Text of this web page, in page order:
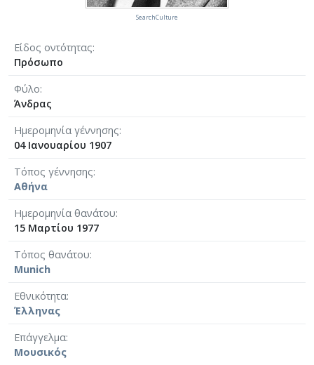
Είδος οντότητας
Πρόσωπο
Φύλο
Άνδρας
Ημερομηνία γέννησης
04 Ιανουαρίου 1907
Τόπος γέννησης
Αθήνα
Ημερομηνία θανάτου
15 Μαρτίου 1977
Τόπος θανάτου
Munich
Εθνικότητα
Έλληνας
Επάγγελμα
Μουσικός
SearchCulture